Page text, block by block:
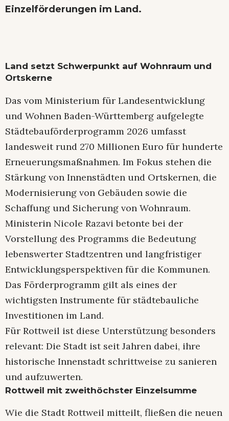
Einzelförderungen im Land.
Land setzt Schwerpunkt auf Wohnraum und
Ortskerne
Das vom Ministerium für Landesentwicklung
und Wohnen Baden-Württemberg aufgelegte
Städtebauförderprogramm 2026 umfasst
landesweit rund 270 Millionen Euro für hunderte
Erneuerungsmaßnahmen. Im Fokus stehen die
Stärkung von Innenstädten und Ortskernen, die
Modernisierung von Gebäuden sowie die
Schaffung und Sicherung von Wohnraum.
Ministerin Nicole Razavi betonte bei der
Vorstellung des Programms die Bedeutung
lebenswerter Stadtzentren und langfristiger
Entwicklungsperspektiven für die Kommunen.
Das Förderprogramm gilt als eines der
wichtigsten Instrumente für städtebauliche
Investitionen im Land.
Für Rottweil ist diese Unterstützung besonders
relevant: Die Stadt ist seit Jahren dabei, ihre
historische Innenstadt schrittweise zu sanieren
und aufzuwerten.
Rottweil mit zweithöchster Einzelsumme
Wie die Stadt Rottweil mitteilt, fließen die neuen